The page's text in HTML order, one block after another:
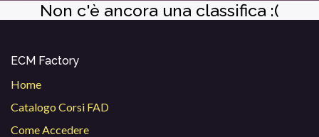
Non c'è ancora una classifica :(
ECM Factory
Home
Catalogo Corsi FAD
Come Accedere